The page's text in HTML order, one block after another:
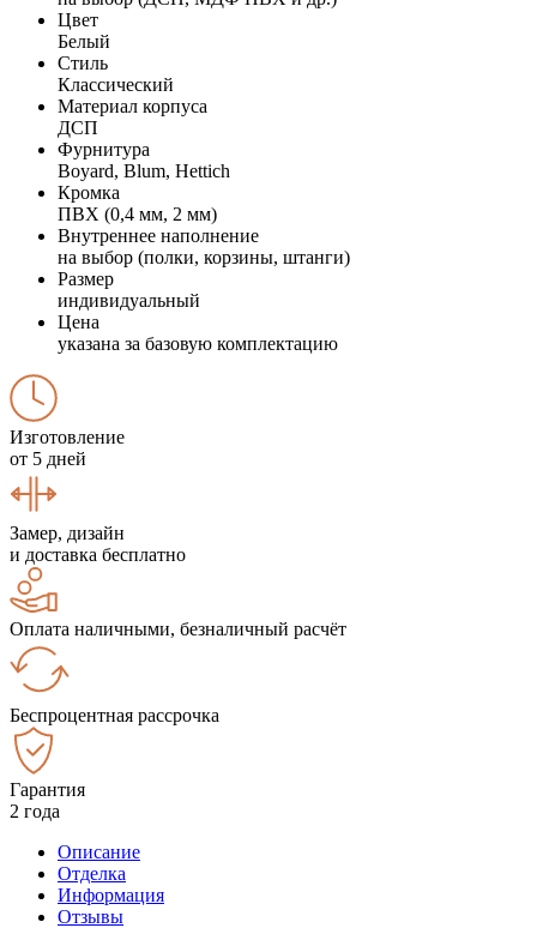
Цвет
Белый
Стиль
Классический
Материал корпуса
ДСП
Фурнитура
Boyard, Blum, Hettich
Кромка
ПВХ (0,4 мм, 2 мм)
Внутреннее наполнение
на выбор (полки, корзины, штанги)
Размер
индивидуальный
Цена
указана за базовую комплектацию
Изготовление
от 5 дней
Замер, дизайн
и доставка бесплатно
Оплата наличными, безналичный расчёт
Беспроцентная рассрочка
Гарантия
2 года
Описание
Отделка
Информация
Отзывы